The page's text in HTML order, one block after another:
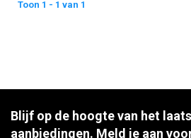
Toon 1 - 1 van 1
Blijf op de hoogte van het
aanbiedingen. Meld je aan